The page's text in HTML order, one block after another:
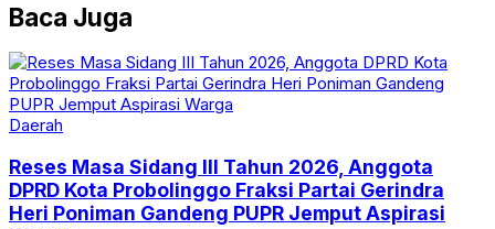
Baca Juga
Daerah
Reses Masa Sidang III Tahun 2026, Anggota
DPRD Kota Probolinggo Fraksi Partai Gerindra
Heri Poniman Gandeng PUPR Jemput Aspirasi